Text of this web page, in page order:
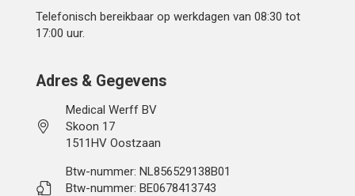
Telefonisch bereikbaar op werkdagen van 08:30 tot
17:00 uur.
Adres & Gegevens
Medical Werff BV
Skoon 17
1511HV Oostzaan
Btw-nummer: NL856529138B01
Btw-nummer: BE0678413743